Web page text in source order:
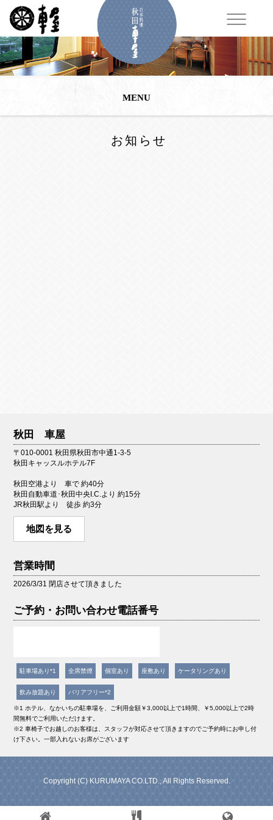
MENU
お知らせ
秋田 車屋
〒010-0001 秋田県秋田市中通1-3-5
秋田キャッスルホテル7F
秋田空港より 車で 約40分
秋田自動車道･秋田中央I.C.より 約15分
JR秋田駅より 徒歩 約3分
地図を見る
営業時間
2026/3/31 閉店させて頂きました
ご予約・お問い合わせ電話番号
駐車場あり*1 全席禁煙 個室あり 座敷あり ケータリングあり
飲み放題あり バリアフリー*2
※1 ホテル、なかいちの駐車場を、ご利用金額￥3,000以上で1時間、￥5,000以上で2時
間無料でご利用いただけます。
※2 車椅子でお越しのお客様は、スタッフが対応させて頂きますのでご予約時にお申し付
け下さい。一部入れないお席がございます
Copyright (C) KURUMAYA CO.LTD., All Rights Reserved.